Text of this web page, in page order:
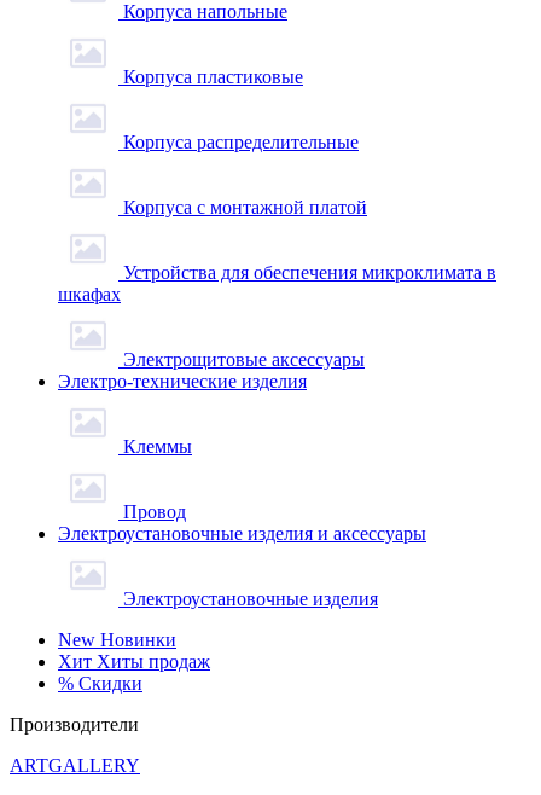
Корпуса напольные
Корпуса пластиковые
Корпуса распределительные
Корпуса с монтажной платой
Устройства для обеспечения микроклимата в
шкафах
Электрощитовые аксессуары
Электро-технические изделия
Клеммы
Провод
Электроустановочные изделия и аксессуары
Электроустановочные изделия
New Новинки
Хит Хиты продаж
% Скидки
Производители
ARTGALLERY